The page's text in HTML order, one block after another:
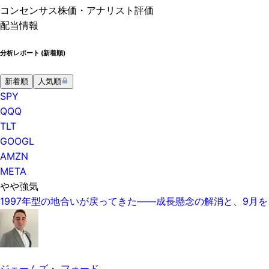
コンセンサス株価 ・アナリスト評価
配当情報
分析レポート (新着順)
新着順 人気順
SPY
QQQ
TLT
GOOGL
AMZN
META
やや強気
1997年型の地合いが戻ってきた——成長懸念の解消と、9月